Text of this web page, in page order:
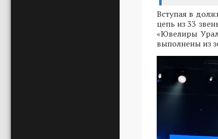
Вступая в
цепь из 33
«Ювелиры
выполнены из